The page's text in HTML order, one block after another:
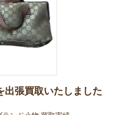
出張買取いたしました